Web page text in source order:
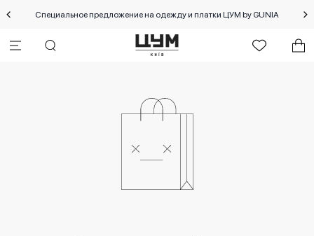
Специальное предложение на одежду и платки ЦУМ by GUNIA